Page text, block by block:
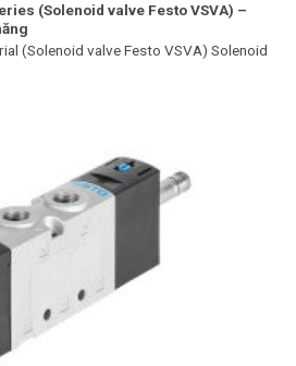
(Solenoid valve Festo VSVA) –
(Solenoid valve Festo VSVA) Solenoid